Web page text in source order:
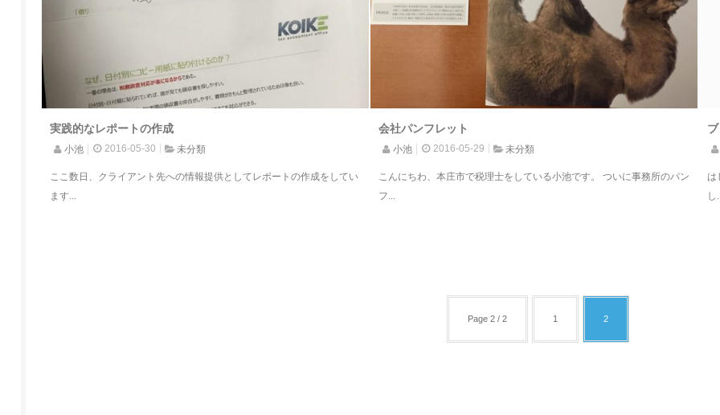
実践的なレポートの作成
小池 2016-05-30 未分類
ここ数日、クライアント先への情報提供としてレポートの作成をしてい
ます...
会社パンフレット
小池 2016-05-29 未分類
こんにちわ、本庄市で税理士をしている小池です。 ついに事務所のパン
フ...
は
し
Page 2 / 2 1 2